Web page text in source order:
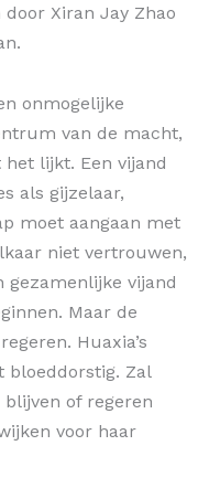
door Xiran Jay Zhao
onmogelijke
van de macht,
lijkt. Een vijand
als gijzelaar,
moet aangaan met
niet vertrouwen,
vijand
Maar de
Huaxia’s
bloeddorstig. Zal
of regeren
voor haar